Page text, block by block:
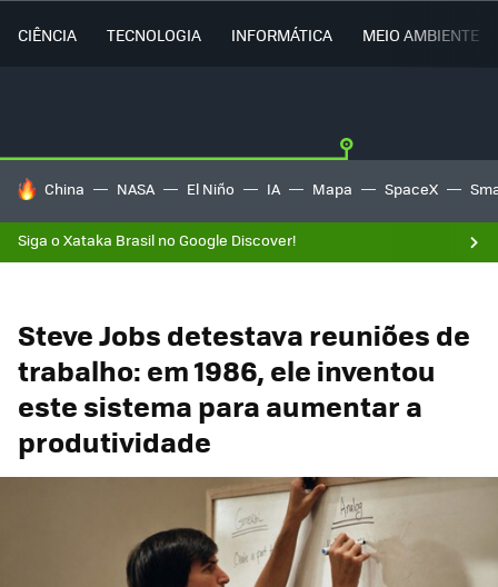
CIÊNCIA TECNOLOGIA INFORMÁTICA MEIO AMBIENTE
TENDÊNCIAS DO DIA
China NASA El Niño IA Mapa SpaceX
Siga o Xataka Brasil no Google Discover!
Steve Jobs detestava reuniões de
trabalho: em 1986, ele inventou
este sistema para aumentar a
produtividade